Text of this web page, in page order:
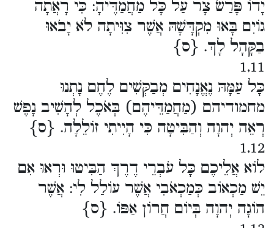
יָדוֹ פָּרַשׂ צָר עַל כָּל מַחֲמַדֶּיהָ: כִּי רָאֲתָה
גוֹיִם בָּאוּ מִקְדָּשָׁהּ אֲשֶׁר צִוִּיתָה לֹא יָבֹאוּ
בַקָּהָל לָךְ. {ס}
1,11
כָּל עַמָּהּ נֶאֱנָחִים מְבַקְּשִׁים לֶחֶם נָתְנוּ
מחמודיהם (מַחֲמַדֵּיהֶם) בְּאֹכֶל לְהָשִׁיב נָפֶשׁ
רְאֵה יְהוָה וְהַבִּיטָה כִּי הָיִיתִי זוֹלֵלָה. {ס}
1,12
לוֹא אֲלֵיכֶם כָּל עֹבְרֵי דֶרֶךְ הַבִּיטוּ וּרְאוּ אִם
יֵשׁ מַכְאוֹב כְּמַכְאֹבִי אֲשֶׁר עוֹלַל לִי: אֲשֶׁר
הוֹגָה יְהוָה בְּיוֹם חֲרוֹן אַפּוֹ. {ס}